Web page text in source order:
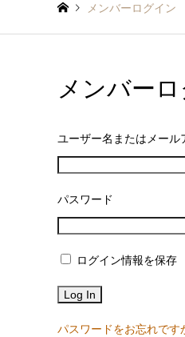
メンバーログイン
メンバー
ユーザー名またはメール
パスワード
ログイン情報を保存
パスワードをお忘れです